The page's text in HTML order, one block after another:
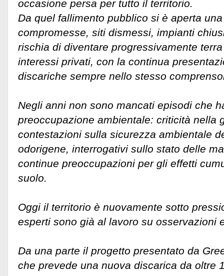
occasione persa per tutto il territorio.
Da quel fallimento pubblico si è aperta
compromesse, siti dismessi, impianti
rischia di diventare progressivamente
interessi privati, con la continua
discariche sempre nello stesso
Negli anni non sono mancati episodi che
preoccupazione ambientale: criticità nella
contestazioni sulla sicurezza ambientale
odorigene, interrogativi sullo stato delle
continue preoccupazioni per gli effetti
suolo.
Oggi il territorio è nuovamente sotto
esperti sono già al lavoro su osservazioni
Da una parte il progetto presentato da
che prevede una nuova discarica da oltre